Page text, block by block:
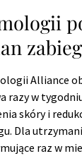
Alliance
razy w
skóry i
Dla
raz w